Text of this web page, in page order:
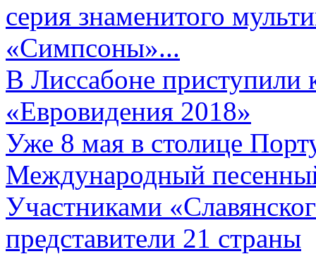
серия знаменитого
«Симпсоны»...
В Лиссабоне приступили
«Евровидения 2018»
Уже 8 мая в столице
Международный
Участниками
представители 21 страны